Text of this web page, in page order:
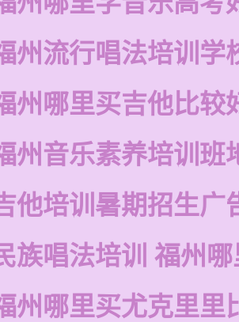
州流行唱法培训学
州哪里买吉他比较
州音乐素养培训班
他培训暑期招生广
族唱法培训 福州
州哪里买尤克里里